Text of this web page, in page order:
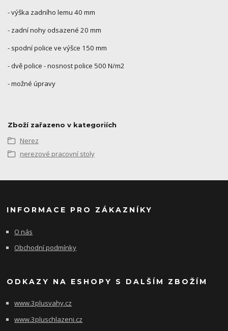
- výška zadního lemu 40 mm
- zadní nohy odsazené 20 mm
- spodní police ve výšce 150 mm
- dvě police - nosnost police 500 N/m2
- možné úpravy
Zboží zařazeno v kategoriích
Nerez
nerezové pracovní stoly
INFORMACE PRO ZÁKAZNÍKY
O nás
Obchodní podmínky
ODKAZY NA ESHOPY S DALŠÍM ZBOŽÍM
www.3plusvahy.cz
www.3pluschlazeni.cz